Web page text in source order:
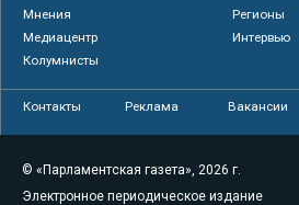
Мнения
Регионы
Медиацентр
Интервью
Колумнисты
Контакты Реклама Вакансии
© «Парламентская газета», 2026 г.
Электронное периодическое издание